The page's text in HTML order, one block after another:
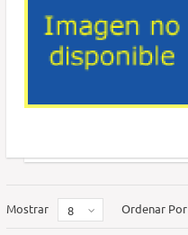
Mostrar 8 Ordenar Por